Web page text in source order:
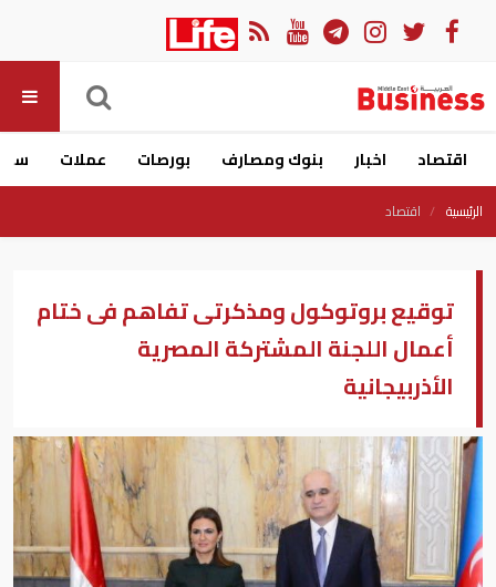
اقتصاد اخبار بنوك ومصارف بورصات عملات
الرئيسية اقتصاد
توقيع بروتوكول ومذكرتى تفاهم فى ختام
أعمال اللجنة المشتركة المصرية
الأذربيجانية